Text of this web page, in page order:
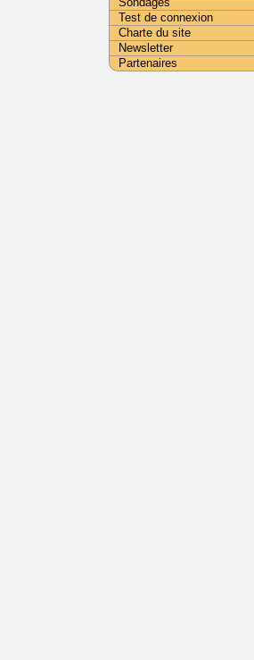
Test de connexion
Charte du site
Newsletter
Partenaires